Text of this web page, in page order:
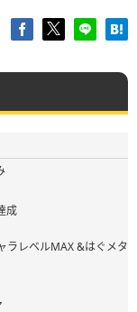
成
ラレベルMAX &はぐメタ